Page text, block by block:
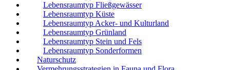
Lebensraumtyp Fließgewässer
Lebensraumtyp Küste
Lebensraumtyp Acker- und Kulturland
Lebensraumtyp Grünland
Lebensraumtyp Stein und Fels
Lebensraumtyp Sonderformen
Naturschutz